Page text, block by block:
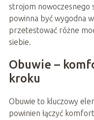
strojom nowoczesnego
powinna być wygodna
przetestować różne
siebie.
Obuwie –
kroku
Obuwie to kluczowy
powinien łączyć